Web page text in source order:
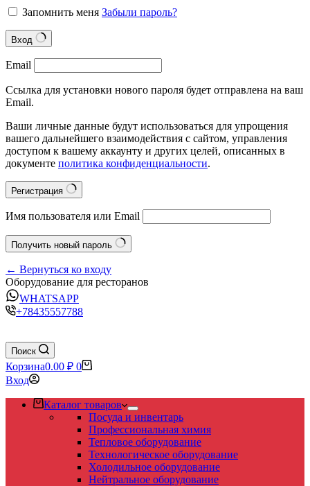
Запомнить меня Забыли пароль?
Вход
Email
Ссылка для установки нового пароля будет отправлена на ваш
Email.
Ваши личные данные будут использоваться для упрощения
вашего дальнейшего взаимодействия с сайтом, управления
доступом к вашему аккаунту и других целей, описанных в
документе политика конфиденциальности.
Регистрация
Имя пользователя или Email
Получить новый пароль
← Вернуться ко входу
Оборудование для ресторанов
WHATSAPP
+78435557788
Поиск
Корзина0.00 ₽ 0
Вход
Каталог товаров
Посуда и инвентарь
Профессиональная химия
Тепловое оборудование
Технологическое оборудование
Холодильное оборудование
Нейтральное оборудование